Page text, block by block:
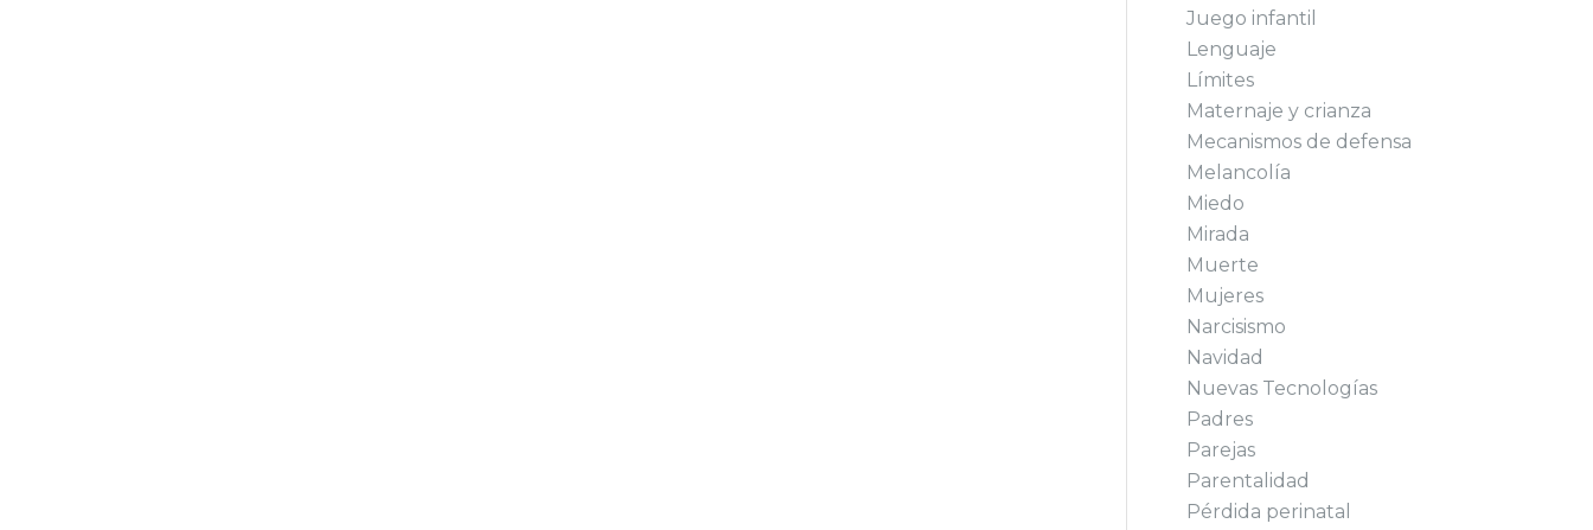
Juego infantil
Lenguaje
Límites
Maternaje y crianza
Mecanismos de defensa
Melancolía
Miedo
Mirada
Muerte
Mujeres
Narcisismo
Navidad
Nuevas Tecnologías
Padres
Parejas
Parentalidad
Pérdida perinatal